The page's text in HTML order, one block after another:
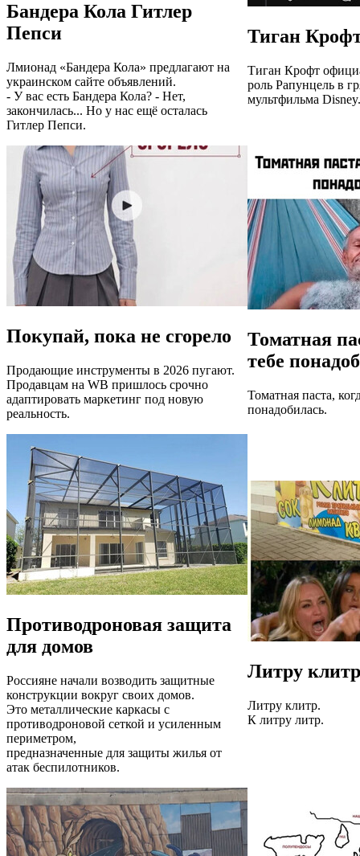
Бандера Кола Гитлер
Пепси
Лмионад «Бандера Кола» предлагают на
украинском сайте объявлений.
- У вас есть Бандера Кола? - Нет,
закончилась... Но у нас ещё осталась
Гитлер Пепси.
Тиган
Тиган Крофт
роль Рапунцель в
мультфильма Disney.
Покупай, пока не сгорело
Продающие инструменты в 2026 пугают.
Продавцам на WB пришлось срочно
адаптировать маркетинг под новую
реальность.
Томатная
тебе
Томатная паста,
понадобилась.
Противодроновая защита
для домов
Россияне начали возводить защитные
конструкции вокруг своих домов.
Это металлические каркасы с
противодроновой сеткой и усиленным
периметром,
предназначенные для защиты жилья от
атак беспилотников.
Литру клитр
Литру клитр.
К литру литр.